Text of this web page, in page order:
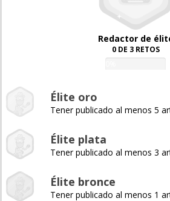
Redactor de
0 DE 3 RETOS
Élite oro
Tener publicado al menos 5
Élite plata
Tener publicado al menos 3
Élite bronce
Tener publicado al menos 1